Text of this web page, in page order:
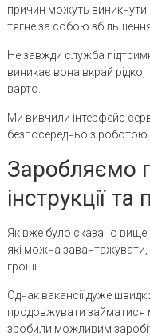
причин можуть виникнути
тягне за собою
Не завжди служба
виникає вона вкрай
варто.
Ми вивчили інтерфейс
безпосередньо з роботою
Заробляємо
інструкції
Як вже було сказано вище,
які можна
гроші.
Однак вакансії дуже
продовжувати займатися
зробили можливим